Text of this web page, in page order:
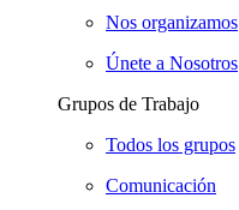
Nos organizamos
Únete a Nosotros
Grupos de Trabajo
Todos los grupos
Comunicación